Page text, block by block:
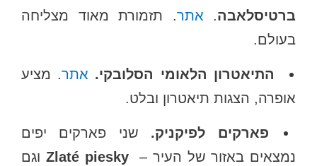
ברטיסלאבה. אתר. תזמורת מאוד מצליחה
בעולם.
התיאטרון הלאומי הסלובקי. אתר. מציע
אופרה, הצגות תיאטרון ובלט.
פארקים לפיקניק.שני פארקים יפים
נמצאים באזור של העיר – Zlaté pieskyוגם